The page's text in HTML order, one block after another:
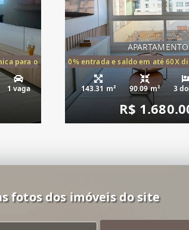
para o Mar, 2 Dormitórios,(1suíte)
1 vaga
20% entrada e saldo em até 60X
143.31 m² 90.09 m² 3
R$
fotos dos imóveis do site